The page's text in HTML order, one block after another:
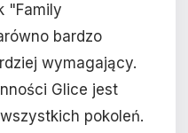
"Family
bardzo
wymagający.
Glice jest
pokoleń.